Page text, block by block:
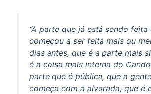
“A parte que já está sendo feita
começou a ser feita mais ou
dias antes, que é a parte mais
é a coisa mais interna do
parte que é pública, que a
começa com a alvorada, que é